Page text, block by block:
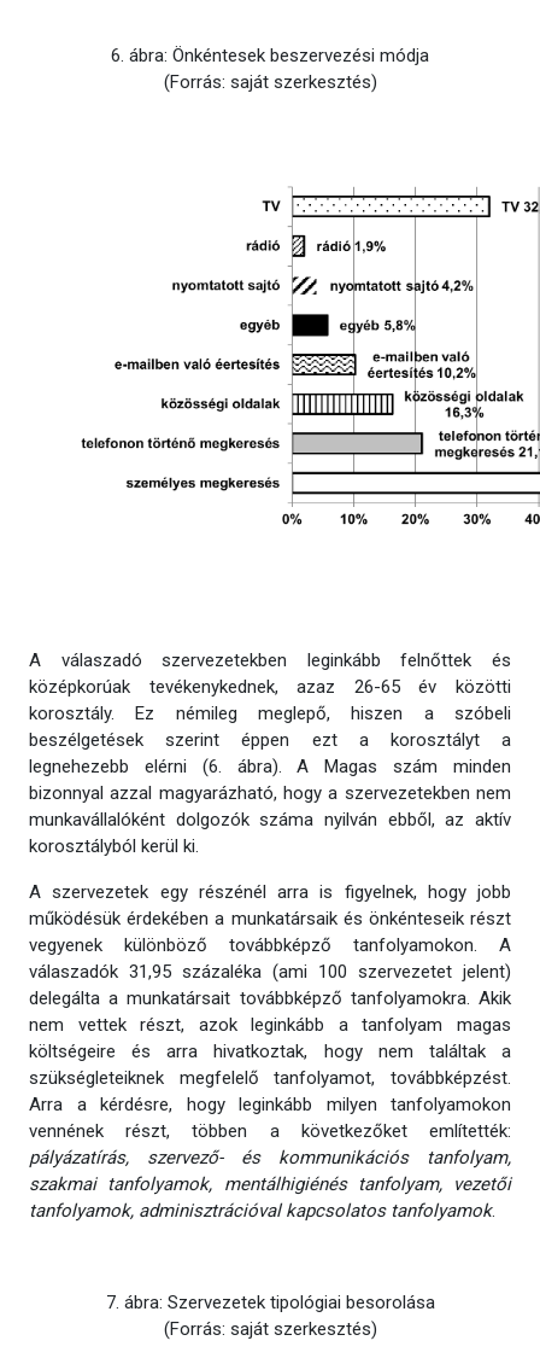
6. ábra: Önkéntesek beszervezési módja
(Forrás: saját szerkesztés)
A válaszadó szervezetekben leginkább felnőttek és
középkorúak tevékenykednek, azaz 26-65 év közötti
korosztály. Ez némileg meglepő, hiszen a szóbeli
beszélgetések szerint éppen ezt a korosztályt a
legnehezebb elérni (6. ábra). A Magas szám minden
bizonnyal azzal magyarázható, hogy a szervezetekben nem
munkavállalóként dolgozók száma nyilván ebből, az aktív
korosztályból kerül ki.
A szervezetek egy részénél arra is figyelnek, hogy jobb
működésük érdekében a munkatársaik és önkénteseik részt
vegyenek különböző továbbképző tanfolyamokon. A
válaszadók 31,95 százaléka (ami 100 szervezetet jelent)
delegálta a munkatársait továbbképző tanfolyamokra. Akik
nem vettek részt, azok leginkább a tanfolyam magas
költségeire és arra hivatkoztak, hogy nem találtak a
szükségleteiknek megfelelő tanfolyamot, továbbképzést.
Arra a kérdésre, hogy leginkább milyen tanfolyamokon
vennének részt, többen a következőket említették:
pályázatírás, szervező- és kommunikációs tanfolyam,
szakmai tanfolyamok, mentálhigiénés tanfolyam, vezetői
tanfolyamok, adminisztrációval kapcsolatos tanfolyamok.
7. ábra: Szervezetek tipológiai besorolása
(Forrás: saját szerkesztés)